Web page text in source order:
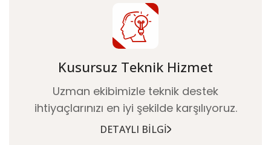
Kusursuz Teknik Hizmet
Uzman ekibimizle teknik destek
ihtiyaçlarınızı en iyi şekilde karşılıyoruz.
DETAYLI BILGI